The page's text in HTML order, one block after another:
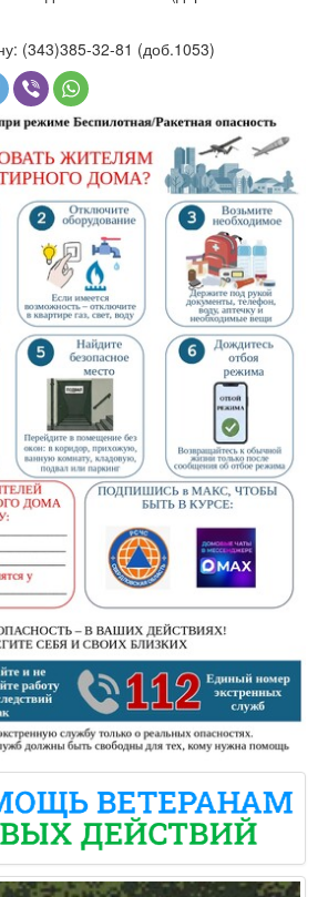
(343)385-32-81 (доб.1053)